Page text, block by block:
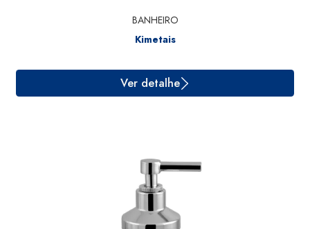
Ver detalhe
BANHEIRO
Kimetais